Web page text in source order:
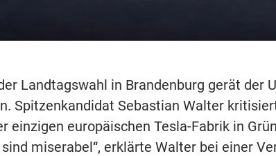
Landtagswahl in Brandenburg gerät der
Spitzenkandidat Sebastian Walter
einzigen europäischen Tesla-Fabrik in
miserabel“, erklärte Walter bei einer